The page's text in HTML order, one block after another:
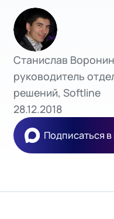
Станислав
руководитель
решений, Softline
28.12.2018
Подписаться в